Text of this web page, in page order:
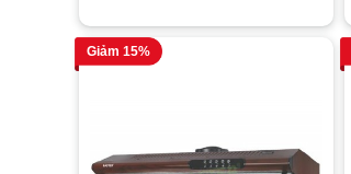
Giảm 15%